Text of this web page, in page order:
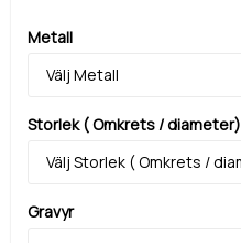
Metall
Storlek ( Omkrets / diameter)
Gravyr